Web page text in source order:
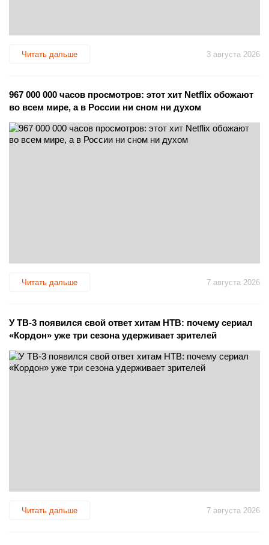
Читать дальше 3 августа 2026
967 000 000 часов просмотров: этот хит Netflix обожают
во всем мире, а в России ни сном ни духом
Читать дальше 7 августа 2026
У ТВ-3 появился свой ответ хитам НТВ: почему сериал
«Кордон» уже три сезона удерживает зрителей
Читать дальше 7 августа 2026